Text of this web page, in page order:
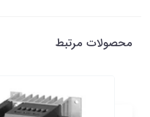
محصولات مرتبط